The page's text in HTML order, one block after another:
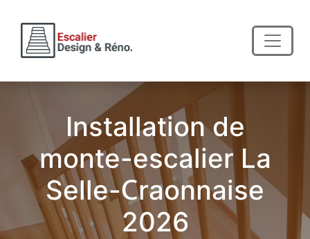
Installation de
monte-escalier La
Selle-Craonnaise
2026